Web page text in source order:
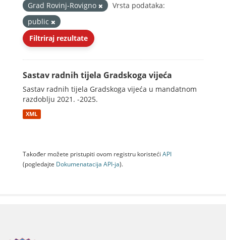
Grad Rovinj-Rovigno
Vrsta podataka:
public
Filtriraj rezultate
Sastav radnih tijela Gradskoga vijeća
Sastav radnih tijela Gradskoga vijeća u mandatnom
razdoblju 2021. -2025.
XML
Također možete pristupiti ovom registru koristeći API
(pogledajte Dokumenаtаcijа API-jа).